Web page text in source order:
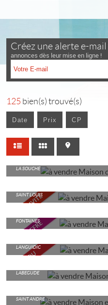
Créez une alerte e-mail
annonces dès leur mise en ligne !
125 bien(s) trouvé(s)
Date Prix CP
LA SOUCHE
SAINT LOUIS
FONTAINES
LANGUIDIC
LABEGUDE
SAINT ANDRE